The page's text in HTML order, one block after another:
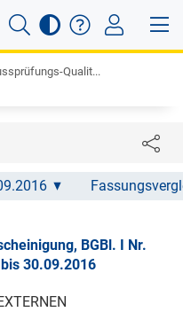
Qualit...
BGBl. I Nr.
30.09.2016